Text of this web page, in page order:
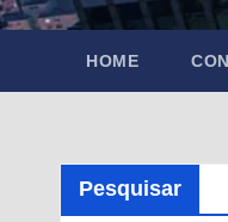
HOME
Pesquisar